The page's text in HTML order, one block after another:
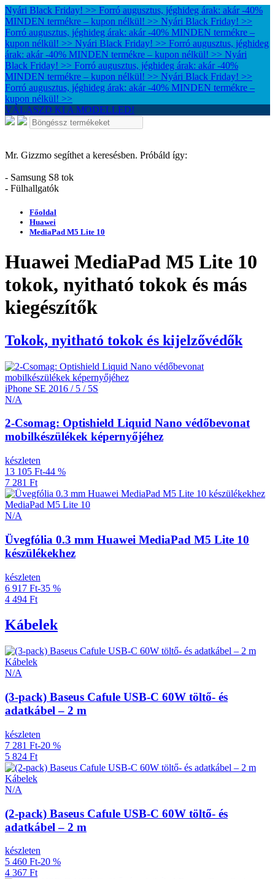
Nyári Black Friday! >> Forró augusztus, jéghideg árak: akár -40%
MINDEN termékre – kupon nélkül! >> Nyári Black Friday! >>
Forró augusztus, jéghideg árak: akár -40% MINDEN termékre –
kupon nélkül! >> Nyári Black Friday! >> Forró augusztus, jéghideg
árak: akár -40% MINDEN termékre – kupon nélkül! >> Nyári
Black Friday! >> Forró augusztus, jéghideg árak: akár -40%
MINDEN termékre – kupon nélkül! >> Nyári Black Friday! >>
Forró augusztus, jéghideg árak: akár -40% MINDEN termékre –
kupon nélkül! >>
VÁLASZD KI A MODELLED!
Mr. Gizzmo segíthet a keresésben. Próbáld így:
- Samsung S8 tok
- Fülhallgatók
Főoldal
Huawei
MediaPad M5 Lite 10
Huawei MediaPad M5 Lite 10
tokok, nyitható tokok és más
kiegészítők
Tokok, nyitható tokok és kijelzővédők
iPhone SE 2016 / 5 / 5S
N/A
2-Csomag: Optishield Liquid Nano védőbevonat
mobilkészülékek képernyőjéhez
készleten
13 105 Ft-44 %
7 281 Ft
MediaPad M5 Lite 10
N/A
Üvegfólia 0.3 mm Huawei MediaPad M5 Lite 10
készülékekhez
készleten
6 917 Ft-35 %
4 494 Ft
Kábelek
Kábelek
N/A
(3-pack) Baseus Cafule USB-C 60W töltő- és
adatkábel – 2 m
készleten
7 281 Ft-20 %
5 824 Ft
Kábelek
N/A
(2-pack) Baseus Cafule USB-C 60W töltő- és
adatkábel – 2 m
készleten
5 460 Ft-20 %
4 367 Ft